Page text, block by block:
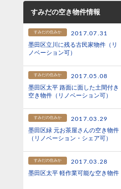
すみだの空き物件情報
すみだの住みか
2017.07.31
墨田区立川に残る古民家物件（リ
ノベーション可）
すみだの住みか
2017.05.08
墨田区太平 路面に面した土間付き
空き物件（リノベーション可）
すみだの住みか
2017.03.29
墨田区緑 元お茶屋さんの空き物件
（リノベーション・シェア可）
すみだの住みか
2017.03.28
墨田区太平 軽作業可能な空き物件